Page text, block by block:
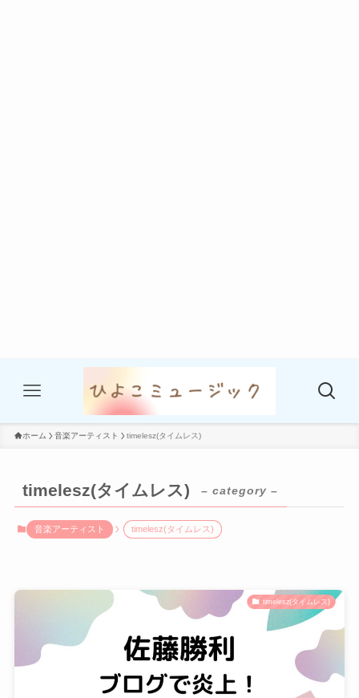
ホーム 音楽アーティスト timelesz(タイムレス)
timelesz(タイムレス) – category –
音楽アーティスト timelesz(タイムレス)
timelesz(タイムレス)